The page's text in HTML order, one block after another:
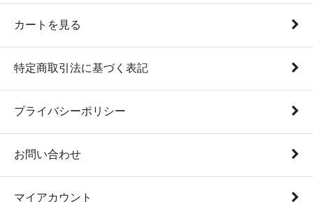
カートを見る
特定商取引法に基づく表記
プライバシーポリシー
お問い合わせ
マイアカウント